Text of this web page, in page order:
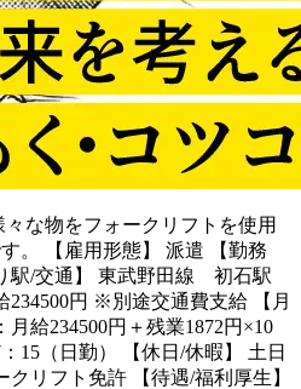
な物をフォークリフトを使用
。 【雇用形態】 派遣 【勤務
駅/交通】 東武野田線 初石駅
234500円 ※別途交通費支給 【月
月給234500円＋残業1872円×10
15（日勤） 【休日/休暇】 土日
リフト免許 【待遇/福利厚生】